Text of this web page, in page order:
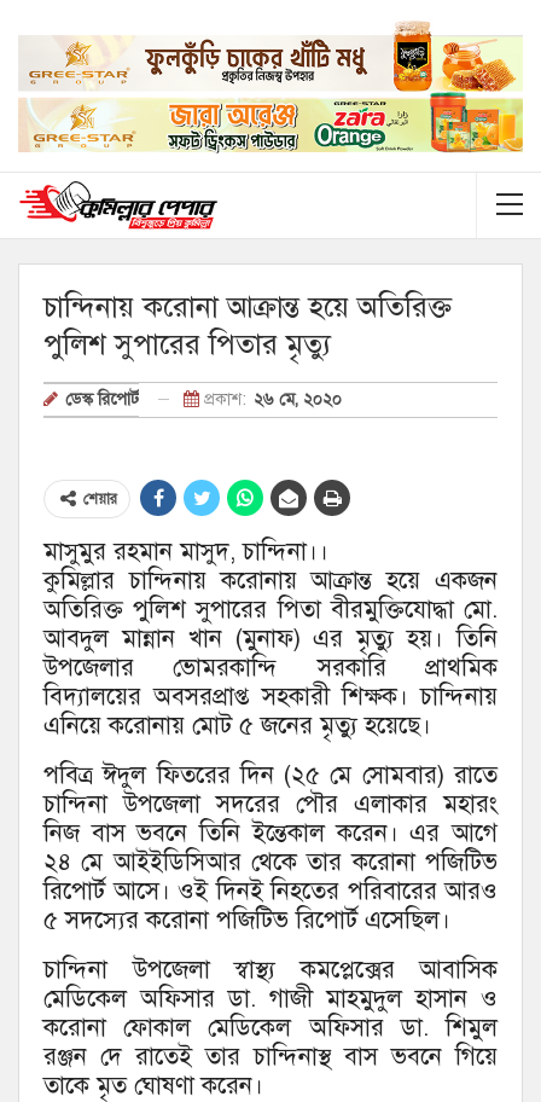
চান্দিনায় করোনা আক্রান্ত হয়ে অতিরিক্ত
পুলিশ সুপারের পিতার মৃত্যু
ডেস্ক রিপোর্ট প্রকাশ: ২৬ মে, ২০২০
শেয়ার
মাসুমুর রহমান মাসুদ, চান্দিনা।।
কুমিল্লার চান্দিনায় করোনায় আক্রান্ত হয়ে একজন
অতিরিক্ত পুলিশ সুপারের পিতা বীরমুক্তিযোদ্ধা মো.
আবদুল মান্নান খান (মুনাফ) এর মৃত্যু হয়। তিনি
উপজেলার ভোমরকান্দি সরকারি প্রাথমিক
বিদ্যালয়ের অবসরপ্রাপ্ত সহকারী শিক্ষক। চান্দিনায়
এনিয়ে করোনায় মোট ৫ জনের মৃত্যু হয়েছে।
পবিত্র ঈদুল ফিতরের দিন (২৫ মে সোমবার) রাতে
চান্দিনা উপজেলা সদরের পৌর এলাকার মহারং
নিজ বাস ভবনে তিনি ইন্তেকাল করেন। এর আগে
২৪ মে আইইডিসিআর থেকে তার করোনা পজিটিভ
রিপোর্ট আসে। ওই দিনই নিহতের পরিবারের আরও
৫ সদস্যের করোনা পজিটিভ রিপোর্ট এসেছিল।
চান্দিনা উপজেলা স্বাস্থ্য কমপ্লেক্সের আবাসিক
মেডিকেল অফিসার ডা. গাজী মাহমুদুল হাসান ও
করোনা ফোকাল মেডিকেল অফিসার ডা. শিমুল
রঞ্জন দে রাতেই তার চান্দিনাস্থ বাস ভবনে গিয়ে
তাকে মৃত ঘোষণা করেন।